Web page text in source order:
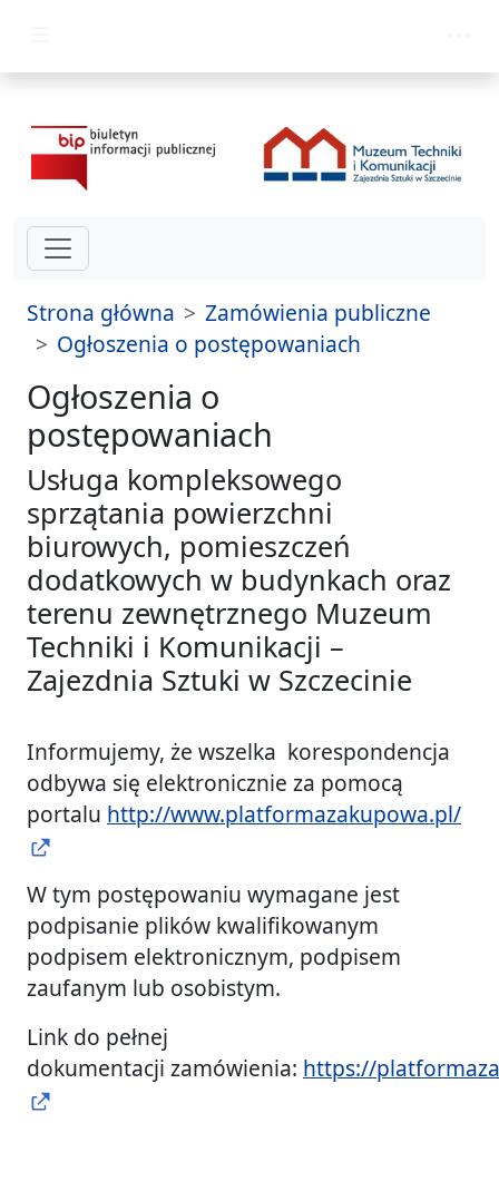
Strona główna
Zamówienia publiczne
Ogłoszenia o postępowaniach
Ogłoszenia o
postępowaniach
Usługa kompleksowego
sprzątania powierzchni
biurowych, pomieszczeń
dodatkowych w budynkach oraz
terenu zewnętrznego Muzeum
Techniki i Komunikacji –
Zajezdnia Sztuki w Szczecinie
Informujemy, że wszelka korespondencja
odbywa się elektronicznie za pomocą
portalu http://www.platformazakupowa.pl/
W tym postępowaniu wymagane jest
podpisanie plików kwalifikowanym
podpisem elektronicznym, podpisem
zaufanym lub osobistym.
Link do pełnej
dokumentacji zamówienia: https://